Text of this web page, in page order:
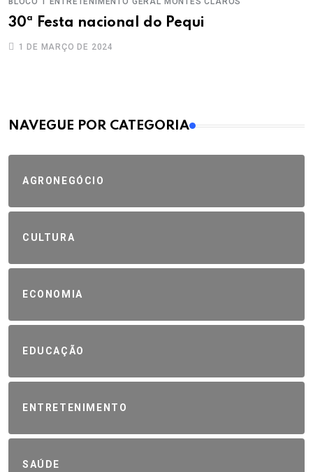
30ª Festa nacional do Pequi
1 DE MARÇO DE 2024
MAIS VISTOS
NAVEGUE POR CATEGORIA
AGRONEGÓCIO
CULTURA
ECONOMIA
EDUCAÇÃO
ENTRETENIMENTO
SAÚDE